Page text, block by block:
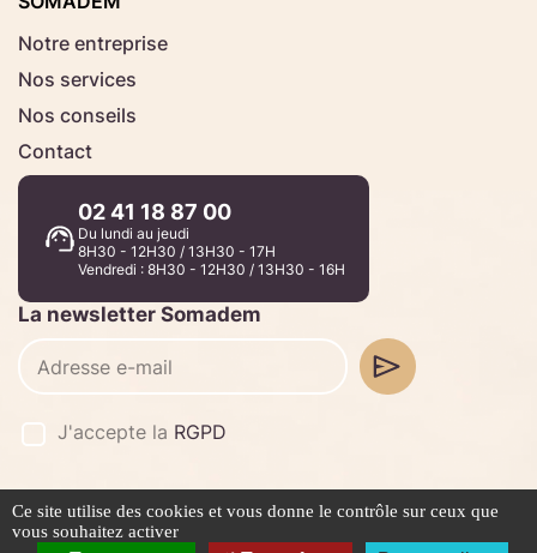
Notre entreprise
Nos services
Nos conseils
Contact
02 41 18 87 00
Du lundi au jeudi
8H30 - 12H30 / 13H30 - 17H
Vendredi : 8H30 - 12H30 / 13H30 - 16H
La newsletter Somadem
J'accepte la RGPD
©2026 -Stafe.fr
Mentions légales
Politique de confidentialité
Ce site utilise des cookies et vous donne le contrôle sur ceux que
vous souhaitez activer